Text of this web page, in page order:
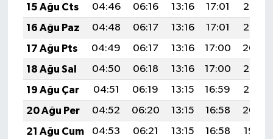
15 Ağu Cts
04:46 06:16 13:16 17:01
20:07
16 Ağu Paz
04:48 06:17 13:16 17:01
20:05
17 Ağu Pts
04:49 06:17 13:16 17:00
20:04
18 Ağu Sal
04:50 06:18 13:16 17:00
20:03
19 Ağu Çar
04:51 06:19 13:15 16:59
20:02
20 Ağu Per
04:52 06:20 13:15 16:58
20:00
21 Ağu Cum
04:53 06:21 13:15 16:58
19:59